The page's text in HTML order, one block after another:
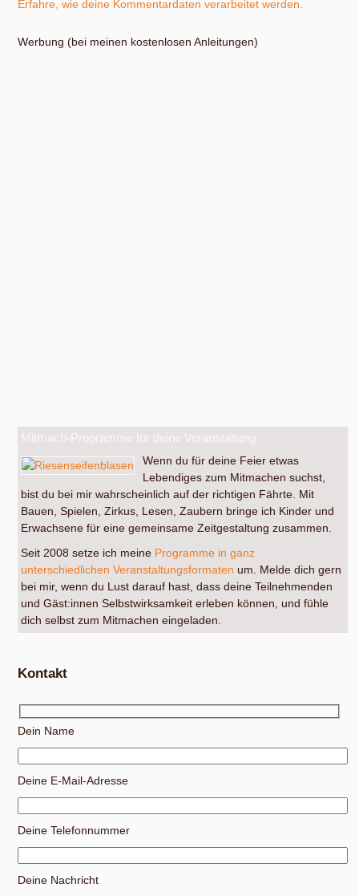
Erfahre, wie deine Kommentardaten verarbeitet werden.
Werbung (bei meinen kostenlosen Anleitungen)
Mitmach-Programme für deine Veranstaltung
Wenn du für deine Feier etwas
Lebendiges zum Mitmachen suchst,
bist du bei mir wahrscheinlich auf der richtigen Fährte. Mit
Bauen, Spielen, Zirkus, Lesen, Zaubern bringe ich Kinder und
Erwachsene für eine gemeinsame Zeitgestaltung zusammen.
Seit 2008 setze ich meine Programme in ganz
unterschiedlichen Veranstaltungsformaten um. Melde dich gern
bei mir, wenn du Lust darauf hast, dass deine Teilnehmenden
und Gäst:innen Selbstwirksamkeit erleben können, und fühle
dich selbst zum Mitmachen eingeladen.
Kontakt
Dein Name
Deine E-Mail-Adresse
Deine Telefonnummer
Deine Nachricht